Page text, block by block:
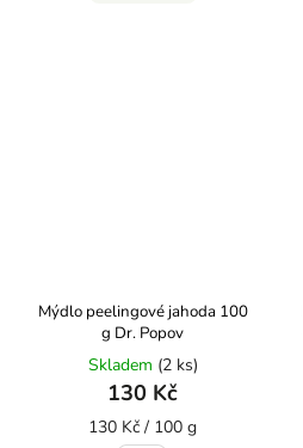
Mýdlo peelingové jahoda 100
g Dr. Popov
Skladem (2 ks)
130 Kč
130 Kč / 100 g